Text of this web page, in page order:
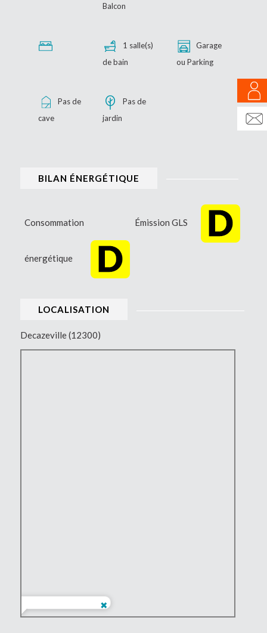
Balcon
1 salle(s)
de bain
Garage
ou Parking
Pas de
cave
Pas de
jardin
BILAN ÉNERGÉTIQUE
Consommation
énergétique
Émission GLS
LOCALISATION
Decazeville (12300)